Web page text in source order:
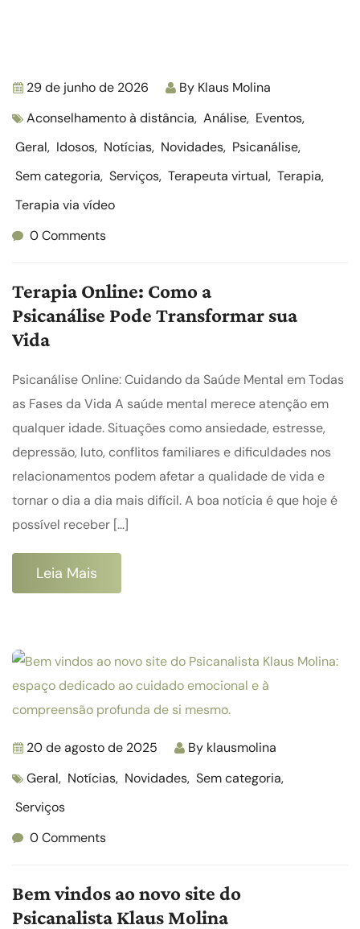
29 de junho de 2026 By Klaus Molina
Aconselhamento à distância, Análise, Eventos,
Geral, Idosos, Notícias, Novidades, Psicanálise,
Sem categoria, Serviços, Terapeuta virtual, Terapia,
Terapia via vídeo
0 Comments
Terapia Online: Como a
Psicanálise Pode Transformar sua
Vida
Psicanálise Online: Cuidando da Saúde Mental em Todas
as Fases da Vida A saúde mental merece atenção em
qualquer idade. Situações como ansiedade, estresse,
depressão, luto, conflitos familiares e dificuldades nos
relacionamentos podem afetar a qualidade de vida e
tornar o dia a dia mais difícil. A boa notícia é que hoje é
possível receber […]
Leia Mais
20 de agosto de 2025 By klausmolina
Geral, Notícias, Novidades, Sem categoria,
Serviços
0 Comments
Bem vindos ao novo site do
Psicanalista Klaus Molina